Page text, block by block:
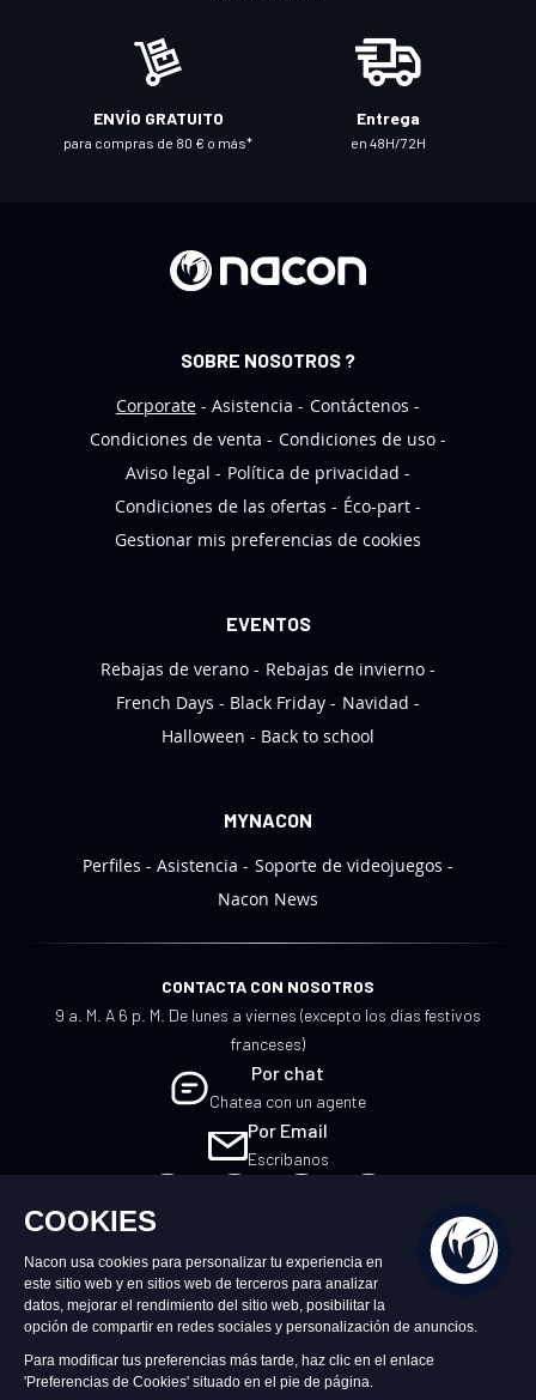
ENVÍO GRATUITO
para compras de 80 € o más*
Entrega
en 48H/72H
SOBRE NOSOTROS ?
Corporate
Asistencia
Contáctenos
Condiciones de venta
Condiciones de uso
Aviso legal
Política de privacidad
Condiciones de las ofertas
Éco-part
Gestionar mis preferencias de cookies
EVENTOS
Rebajas de verano
Rebajas de invierno
French Days
Black Friday
Navidad
Halloween
Back to school
MYNACON
Perfiles
Asistencia
Soporte de videojuegos
Nacon News
CONTACTA CON NOSOTROS
9 a. M. A 6 p. M. De lunes a viernes (excepto los días festivos
franceses)
Por chat
Chatea con un agente
Por Email
Escríbanos
ES